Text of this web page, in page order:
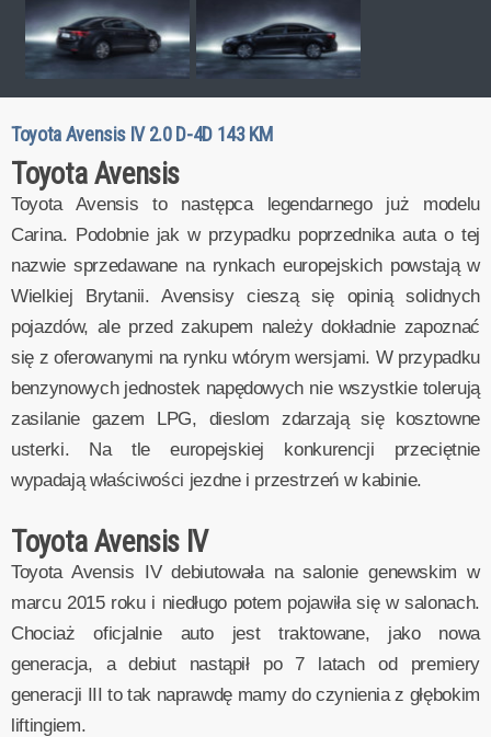
Toyota Avensis IV 2.0 D-4D 143 KM
Toyota Avensis
Toyota Avensis to następca legendarnego już modelu
Carina. Podobnie jak w przypadku poprzednika auta o tej
nazwie sprzedawane na rynkach europejskich powstają w
Wielkiej Brytanii. Avensisy cieszą się opinią solidnych
pojazdów, ale przed zakupem należy dokładnie zapoznać
się z oferowanymi na rynku wtórym wersjami. W przypadku
benzynowych jednostek napędowych nie wszystkie tolerują
zasilanie gazem LPG, dieslom zdarzają się kosztowne
usterki. Na tle europejskiej konkurencji przeciętnie
wypadają właściwości jezdne i przestrzeń w kabinie.
Toyota Avensis IV
Toyota Avensis IV debiutowała na salonie genewskim w
marcu 2015 roku i niedługo potem pojawiła się w salonach.
Chociaż oficjalnie auto jest traktowane, jako nowa
generacja, a debiut nastąpił po 7 latach od premiery
generacji III to tak naprawdę mamy do czynienia z głębokim
liftingiem.